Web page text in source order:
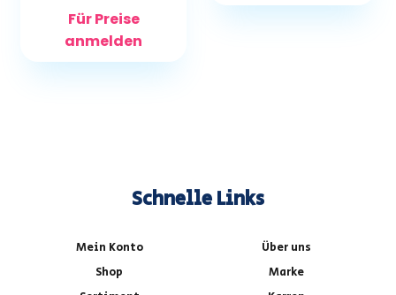
Für Preise
anmelden
Schnelle Links
Mein Konto
Über uns
Shop
Marke